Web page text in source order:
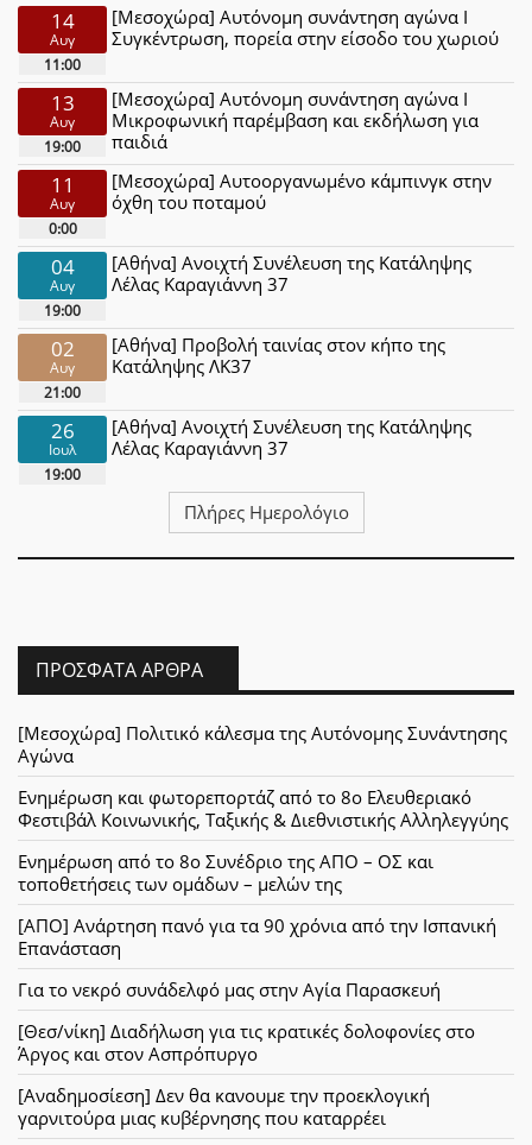
14
Αυγ
11:00
[Μεσοχώρα] Αυτόνομη συνάντηση αγώνα Ι
Συγκέντρωση, πορεία στην είσοδο του χωριού
13
Αυγ
19:00
[Μεσοχώρα] Αυτόνομη συνάντηση αγώνα Ι
Μικροφωνική παρέμβαση και εκδήλωση για
παιδιά
11
Αυγ
0:00
[Μεσοχώρα] Αυτοοργανωμένο κάμπινγκ στην
όχθη του ποταμού
04
Αυγ
19:00
[Αθήνα] Ανοιχτή Συνέλευση της Κατάληψης
Λέλας Καραγιάννη 37
02
Αυγ
21:00
[Αθήνα] Προβολή ταινίας στον κήπο της
Κατάληψης ΛΚ37
26
Ιουλ
19:00
[Αθήνα] Ανοιχτή Συνέλευση της Κατάληψης
Λέλας Καραγιάννη 37
Πλήρες Ημερολόγιο
ΠΡΌΣΦΑΤΑ ΆΡΘΡΑ
[Μεσοχώρα] Πολιτικό κάλεσμα της Αυτόνομης Συνάντησης
Αγώνα
Ενημέρωση και φωτορεπορτάζ από το 8ο Ελευθεριακό
Φεστιβάλ Κοινωνικής, Ταξικής & Διεθνιστικής Αλληλεγγύης
Ενημέρωση από το 8ο Συνέδριο της ΑΠΟ – ΟΣ και
τοποθετήσεις των ομάδων – μελών της
[ΑΠΟ] Ανάρτηση πανό για τα 90 χρόνια από την Ισπανική
Επανάσταση
Για το νεκρό συνάδελφό μας στην Αγία Παρασκευή
[Θεσ/νίκη] Διαδήλωση για τις κρατικές δολοφονίες στο
Άργος και στον Ασπρόπυργο
[Αναδημοσίεση] Δεν θα κανουμε την προεκλογική
γαρνιτούρα μιας κυβέρνησης που καταρρέει